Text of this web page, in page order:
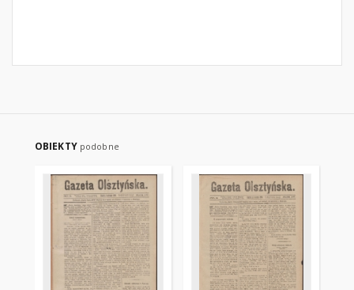
OBIEKTY podobne